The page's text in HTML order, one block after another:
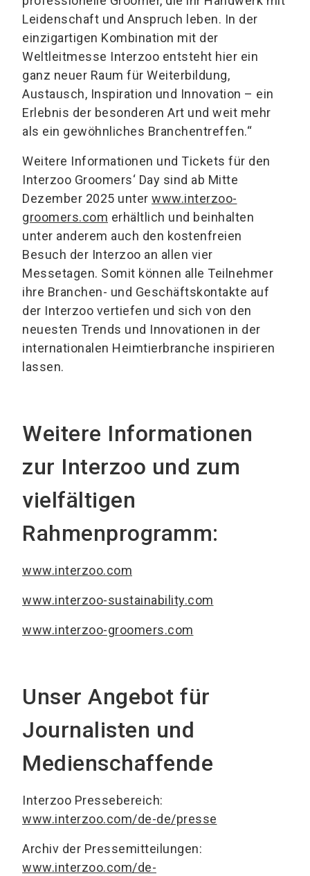
Leidenschaft und Anspruch leben. In der
einzigartigen Kombination mit der
Weltleitmesse Interzoo entsteht hier ein
ganz neuer Raum für Weiterbildung,
Austausch, Inspiration und Innovation – ein
Erlebnis der besonderen Art und weit mehr
als ein gewöhnliches Branchentreffen.“
Weitere Informationen und Tickets für den
Interzoo Groomers‘ Day sind ab Mitte
Dezember 2025 unter www.interzoo-
groomers.com erhältlich und beinhalten
unter anderem auch den kostenfreien
Besuch der Interzoo an allen vier
Messetagen. Somit können alle Teilnehmer
ihre Branchen- und Geschäftskontakte auf
der Interzoo vertiefen und sich von den
neuesten Trends und Innovationen in der
internationalen Heimtierbranche inspirieren
lassen.
Weitere Informationen
zur Interzoo und zum
vielfältigen
Rahmenprogramm:
www.interzoo.com
www.interzoo-sustainability.com
www.interzoo-groomers.com
Unser Angebot für
Journalisten und
Medienschaffende
Interzoo Pressebereich:
www.interzoo.com/de-de/presse
Archiv der Pressemitteilungen:
www.interzoo.com/de-